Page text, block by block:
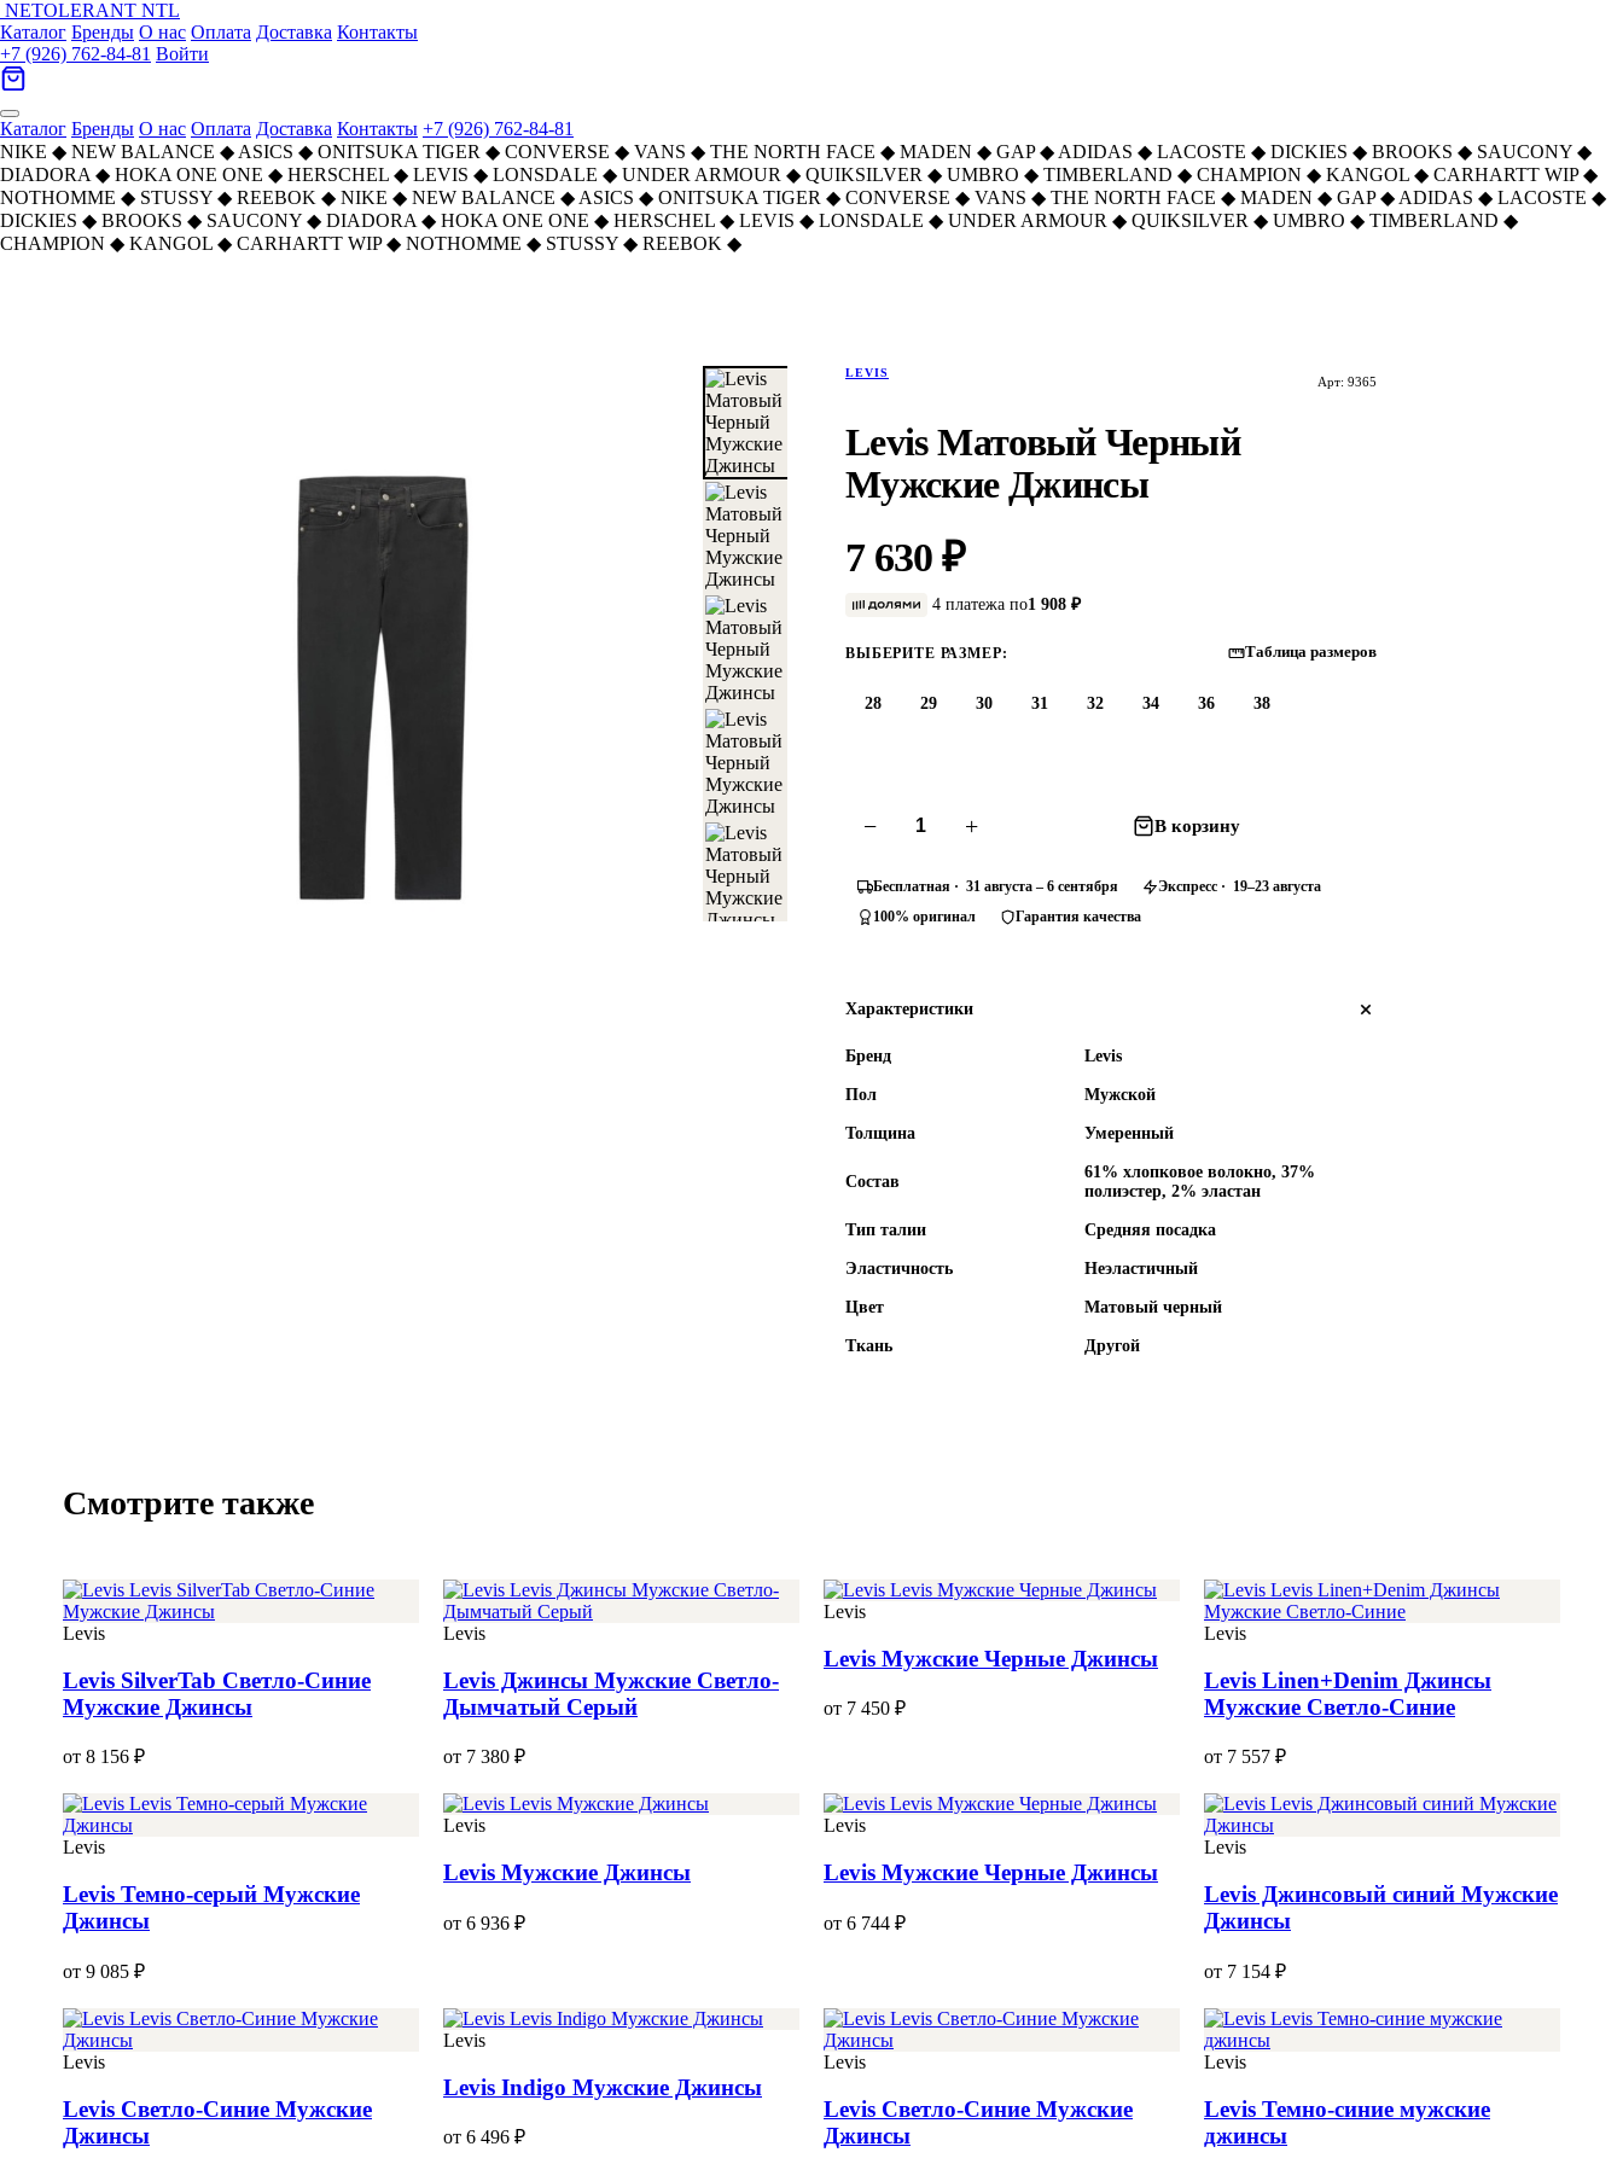
NETOLERANT NTL
Каталог Бренды О нас Оплата Доставка Контакты
+7 (926) 762-84-81 Войти
Каталог Бренды О нас Оплата Доставка Контакты +7 (926) 762-84-81
NIKE ◆ NEW BALANCE ◆ ASICS ◆ ONITSUKA TIGER ◆ CONVERSE ◆ VANS ◆ THE NORTH FACE ◆ MADEN ◆ GAP ◆ ADIDAS ◆ LACOSTE ◆ DICKIES ◆ BROOKS ◆ SAUCONY ◆
DIADORA ◆ HOKA ONE ONE ◆ HERSCHEL ◆ LEVIS ◆ LONSDALE ◆ UNDER ARMOUR ◆ QUIKSILVER ◆ UMBRO ◆ TIMBERLAND ◆ CHAMPION ◆ KANGOL ◆ CARHARTT WIP ◆
NOTHOMME ◆ STUSSY ◆ REEBOK ◆ NIKE ◆ NEW BALANCE ◆ ASICS ◆ ONITSUKA TIGER ◆ CONVERSE ◆ VANS ◆ THE NORTH FACE ◆ MADEN ◆ GAP ◆ ADIDAS ◆ LACOSTE ◆
DICKIES ◆ BROOKS ◆ SAUCONY ◆ DIADORA ◆ HOKA ONE ONE ◆ HERSCHEL ◆ LEVIS ◆ LONSDALE ◆ UNDER ARMOUR ◆ QUIKSILVER ◆ UMBRO ◆ TIMBERLAND ◆
CHAMPION ◆ KANGOL ◆ CARHARTT WIP ◆ NOTHOMME ◆ STUSSY ◆ REEBOK ◆
LEVIS
Арт: 9365
Levis Матовый Черный
Мужские Джинсы
7 630 ₽
4 платежа по1 908 ₽
ВЫБЕРИТЕ РАЗМЕР: Таблица размеров
28 29 30 31 32 34 36 38
− + В корзину
Бесплатная · 31 августа – 6 сентября
Экспресс · 19–23 августа
100% оригинал
Гарантия качества
Характеристики
Бренд Levis
Пол Мужской
Толщина Умеренный
Состав
61% хлопковое волокно, 37%
полиэстер, 2% эластан
Тип талии Средняя посадка
Эластичность Неэластичный
Цвет Матовый черный
Ткань Другой
Смотрите также
Levis
Levis SilverTab Светло-Синие
Мужские Джинсы
от 8 156 ₽
Levis
Levis Джинсы Мужские Светло-
Дымчатый Серый
от 7 380 ₽
Levis
Levis Мужские Черные Джинсы
от 7 450 ₽
Levis
Levis Linen+Denim Джинсы
Мужские Светло-Синие
от 7 557 ₽
Levis
Levis Темно-серый Мужские
Джинсы
от 9 085 ₽
Levis
Levis Мужские Джинсы
от 6 936 ₽
Levis
Levis Мужские Черные Джинсы
от 6 744 ₽
Levis
Levis Джинсовый синий Мужские
Джинсы
от 7 154 ₽
Levis
Levis Светло-Синие Мужские
Джинсы
Levis
Levis Indigo Мужские Джинсы
от 6 496 ₽
Levis
Levis Светло-Синие Мужские
Джинсы
Levis
Levis Темно-синие мужские
джинсы